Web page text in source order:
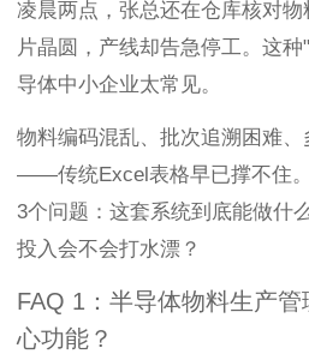
凌晨两点，张总还在仓库核对
片晶圆，产线却告急停工。这
导体中小企业太常见。
物料编码混乱、批次追溯困难
——传统Excel表格早已撑不住
3个问题：这套系统到底能做什
投入会不会打水漂？
FAQ 1：半导体物料生产
心功能？